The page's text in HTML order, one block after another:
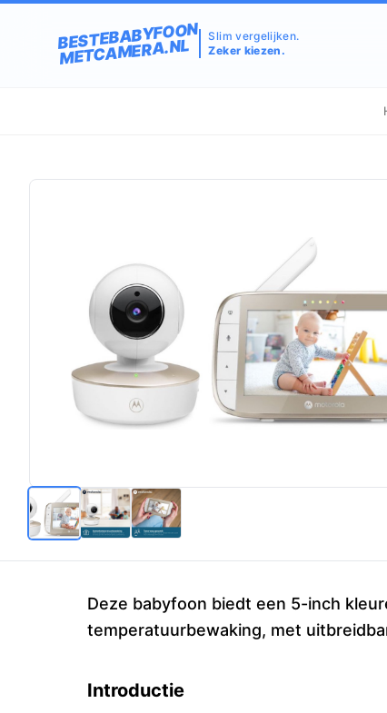
BESTEBABYFOON
METCAMERA.NL
Slim vergelijken.
Zeker kiezen.
Deze babyfoon biedt een 5-inch
temperatuurbewaking, met
Introductie